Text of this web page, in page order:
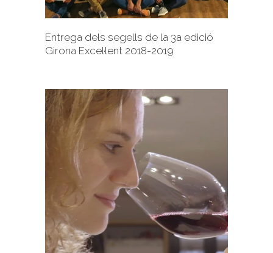
Entrega dels segells de la 3a edició
Girona Excel·lent 2018-2019
+